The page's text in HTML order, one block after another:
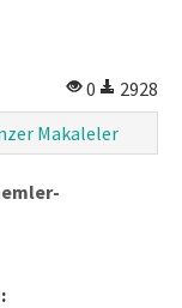
0
2928
Makaleler